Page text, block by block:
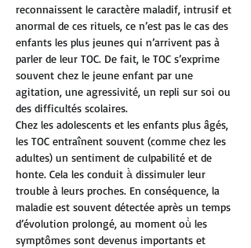
reconnaissent le caractère maladif, intrusif et
anormal de ces rituels, ce n’est pas le cas des
enfants les plus jeunes qui n’arrivent pas à
parler de leur TOC. De fait, le TOC s’exprime
souvent chez le jeune enfant par une
agitation, une agressivité, un repli sur soi ou
des difficultés scolaires.
Chez les adolescents et les enfants plus âgés,
les TOC entraînent souvent (comme chez les
adultes) un sentiment de culpabilité et de
honte. Cela les conduit à̀ dissimuler leur
trouble à leurs proches. En conséquence, la
maladie est souvent détectée après un temps
d’évolution prolongé, au moment où̀ les
symptômes sont devenus importants et